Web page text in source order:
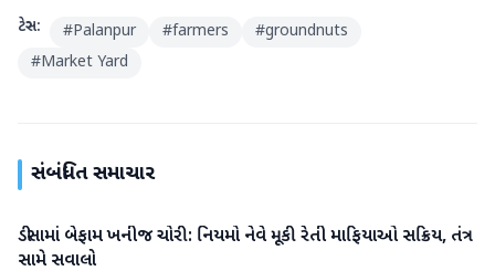
ટેગ્સ: #Palanpur #farmers #groundnuts
#Market Yard
સંબંધિત સમાચાર
બનાસકાંઠા
ડીસામાં બેફામ ખનીજ ચોરી: નિયમો નેવે મૂકી રેતી માફિયાઓ સક્રિય, તંત્ર
સામે સવાલો